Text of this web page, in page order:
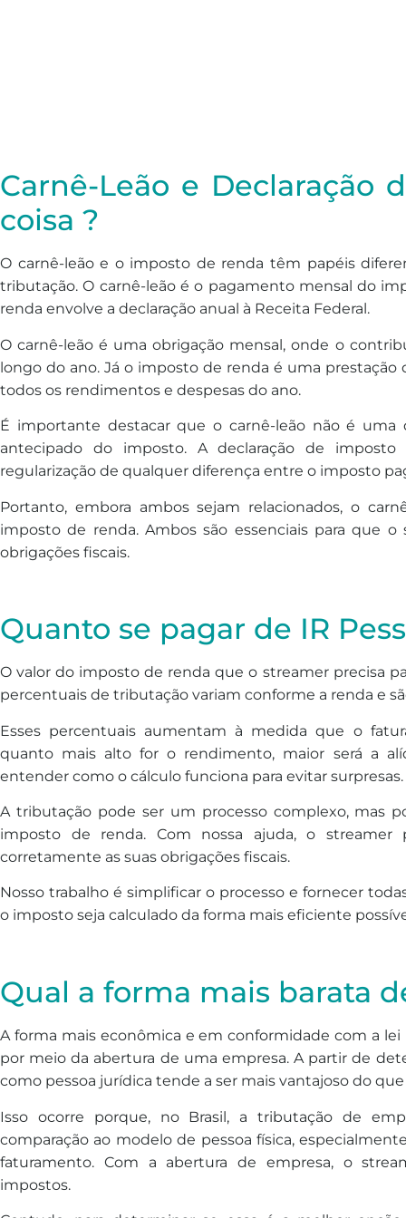
Carnê-Leão e Declaração
coisa ?
O carnê-leão e o imposto de renda têm papéis
tributação. O carnê-leão é o pagamento mensal do
renda envolve a declaração anual à Receita Federal.
O carnê-leão é uma obrigação mensal, onde o
longo do ano. Já o imposto de renda é uma prestação
todos os rendimentos e despesas do ano.
É importante destacar que o carnê-leão não é uma
antecipado do imposto. A declaração de
regularização de qualquer diferença entre o imposto
Portanto, embora ambos sejam relacionados, o
imposto de renda. Ambos são essenciais para que
obrigações fiscais.
Quanto se pagar de IR
O valor do imposto de renda que o streamer precisa
percentuais de tributação variam conforme a renda e são
Esses percentuais aumentam à medida que o
quanto mais alto for o rendimento, maior será a
entender como o cálculo funciona para evitar surpresas.
A tributação pode ser um processo complexo, mas
imposto de renda. Com nossa ajuda, o
corretamente as suas obrigações fiscais.
Nosso trabalho é simplificar o processo e fornecer
o imposto seja calculado da forma mais eficiente
Qual a forma mais barata
A forma mais econômica e em conformidade com a
por meio da abertura de uma empresa. A partir de
como pessoa jurídica tende a ser mais vantajoso do
Isso ocorre porque, no Brasil, a tributação de
comparação ao modelo de pessoa física,
faturamento. Com a abertura de empresa, o
impostos.